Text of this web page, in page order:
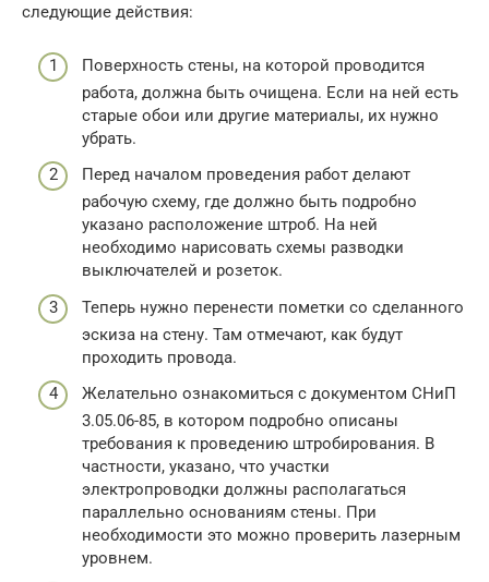
следующие действия:
Поверхность стены, на которой проводится
работа, должна быть очищена. Если на ней есть
старые обои или другие материалы, их нужно
убрать.
Перед началом проведения работ делают
рабочую схему, где должно быть подробно
указано расположение штроб. На ней
необходимо нарисовать схемы разводки
выключателей и розеток.
Теперь нужно перенести пометки со сделанного
эскиза на стену. Там отмечают, как будут
проходить провода.
Желательно ознакомиться с документом СНиП
3.05.06-85, в котором подробно описаны
требования к проведению штробирования. В
частности, указано, что участки
электропроводки должны располагаться
параллельно основаниям стены. При
необходимости это можно проверить лазерным
уровнем.